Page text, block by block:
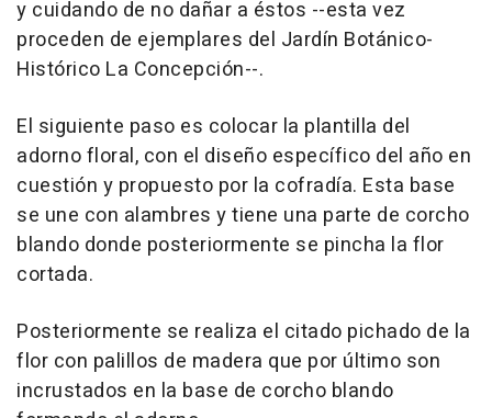
y cuidando de no dañar a éstos --esta vez
proceden de ejemplares del Jardín Botánico-
Histórico La Concepción--.
El siguiente paso es colocar la plantilla del
adorno floral, con el diseño específico del año en
cuestión y propuesto por la cofradía. Esta base
se une con alambres y tiene una parte de corcho
blando donde posteriormente se pincha la flor
cortada.
Posteriormente se realiza el citado pichado de la
flor con palillos de madera que por último son
incrustados en la base de corcho blando